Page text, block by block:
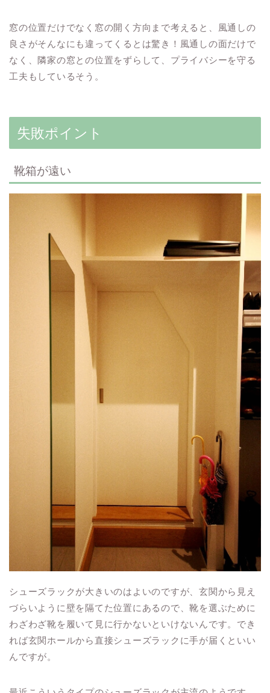
窓の位置だけでなく窓の開く方向まで考えると、風通しの
良さがそんなにも違ってくるとは驚き！風通しの面だけで
なく、隣家の窓との位置をずらして、プライバシーを守る
工夫もしているそう。
失敗ポイント
靴箱が遠い
シューズラックが大きいのはよいのですが、玄関から見え
づらいように壁を隔てた位置にあるので、靴を選ぶために
わざわざ靴を履いて見に行かないといけないんです。でき
れば玄関ホールから直接シューズラックに手が届くといい
んですが。